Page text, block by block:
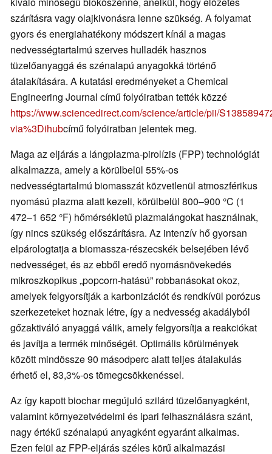
szárításra vagy olajkivonásra lenne szükség. A folyamat
gyors és energiahatékony módszert kínál a magas
nedvességtartalmú szerves hulladék hasznos
tüzelőanyaggá és szénalapú anyagokká történő
átalakítására. A kutatási eredményeket a Chemical
Engineering Journal című folyóiratban tették közzé
https://www.sciencedirect.com/science/article/pii/
via%3Dihubcímű folyóiratban jelentek meg.
Maga az eljárás a lángplazma-pirolízis (FPP) technológiát
alkalmazza, amely a körülbelül 55%-os
nedvességtartalmú biomasszát közvetlenül atmoszférikus
nyomású plazma alatt kezeli, körülbelül 800–900 °C (1
472–1 652 °F) hőmérsékletű plazmalángokat használnak,
így nincs szükség előszárításra. Az intenzív hő gyorsan
elpárologtatja a biomassza-részecskék belsejében lévő
nedvességet, és az ebből eredő nyomásnövekedés
mikroszkopikus „popcorn-hatású” robbanásokat okoz,
amelyek felgyorsítják a karbonizációt és rendkívül porózus
szerkezeteket hoznak létre, így a nedvesség akadályból
gőzaktiváló anyaggá válik, amely felgyorsítja a reakciókat
és javítja a termék minőségét. Optimális körülmények
között mindössze 90 másodperc alatt teljes átalakulás
érhető el, 83,3%-os tömegcsökkenéssel.
Az így kapott biochar megújuló szilárd tüzelőanyagként,
valamint környezetvédelmi és ipari felhasználásra szánt,
nagy értékű szénalapú anyagként egyaránt alkalmas.
Ezen felül az FPP-eljárás széles körű alkalmazási